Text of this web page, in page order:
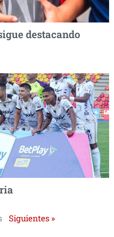
destacando
Siguientes »